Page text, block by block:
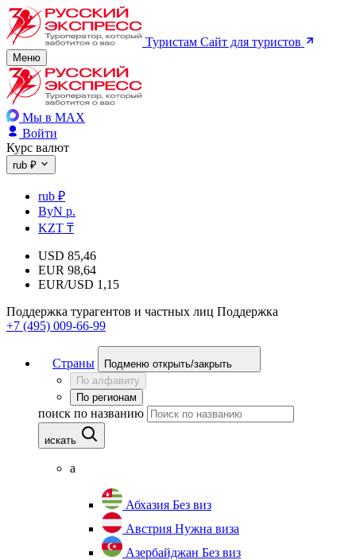
Туристам Сайт для туристов
Меню
Мы в MAX
Войти
Курс валют
rub ₽
rub ₽
ByN р.
KZT ₸
USD 85,46
EUR 98,64
EUR/USD 1,15
Поддержка турагентов и частных лиц Поддержка
+7 (495) 009-66-99
Страны
Подменю открыть/закрыть
По алфавиту
По регионам
поиск по названию
искать
а
Абхазия Без виз
Австрия Нужна виза
Азербайджан Без виз